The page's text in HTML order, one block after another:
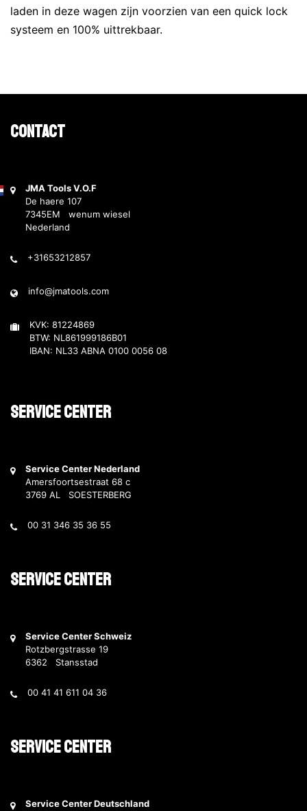
laden in deze wagen zijn voorzien van een quick lock
systeem en 100% uittrekbaar.
Contact
JMA Tools V.O.F
De haere 107
7345EM wenum wiesel
Nederland
+31653212857
info@jmatools.com
KVK: 81224869
BTW: NL861999186B01
IBAN: NL33 ABNA 0100 0056 08
Service Center
Service Center Nederland
Amersfoortsestraat 68 c
3769 AL SOESTERBERG
00 31 346 35 36 55
Service Center
Service Center Schweiz
Rotzbergstrasse 19
6362 Stansstad
00 41 41 611 04 36
Service Center
Service Center Deutschland